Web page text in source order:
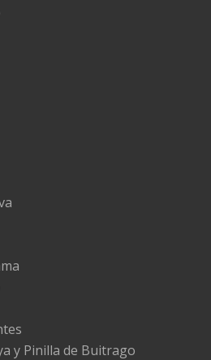
y Pinilla de Buitrago